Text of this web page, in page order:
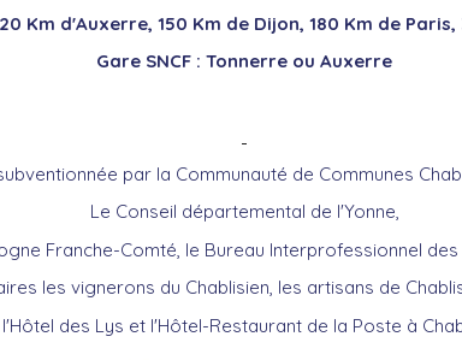
0 Km d'Auxerre, 150 Km de Dijon, 180 Km de
Gare SNCF : Tonnerre ou Auxerre
par la Communauté de Communes
Le Conseil départemental de l'Yonne,
Franche-Comté, le Bureau Interprofessionnel
les vignerons du Chablisien, les artisans de
l'Hôtel des Lys et l'Hôtel-Restaurant de la Poste à